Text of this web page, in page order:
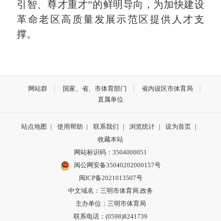
引智、尊才重才”的鲜明导向，为加快建设
革命老区高质量发展示范区提供人才支
撑。
网站群 国家、省、市体育部门
省内设区市体育局
直属单位
站点地图 | 使用帮助 | 联系我们 | 浏览统计 | 设为首页 |
收藏本站
网站标识码：3504000051
闽公网安备35040202000157号
闽ICP备2021013507号
中文域名：三明市体育局.政务
主办单位：三明市体育局
联系电话：(0598)8241739